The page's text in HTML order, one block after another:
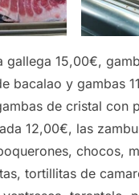
gallega 15,00€,
bacalao y gambas
de cristal con
12,00€, las
chocos,
tortillitas de